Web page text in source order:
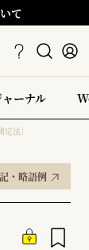
て
ーナル
法〕
・略語例